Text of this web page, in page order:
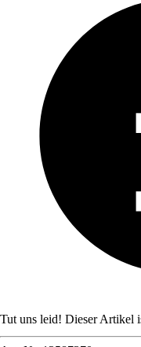
Tut uns leid! Dieser Artikel